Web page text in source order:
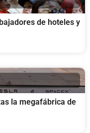
de hoteles y
la megafábrica de